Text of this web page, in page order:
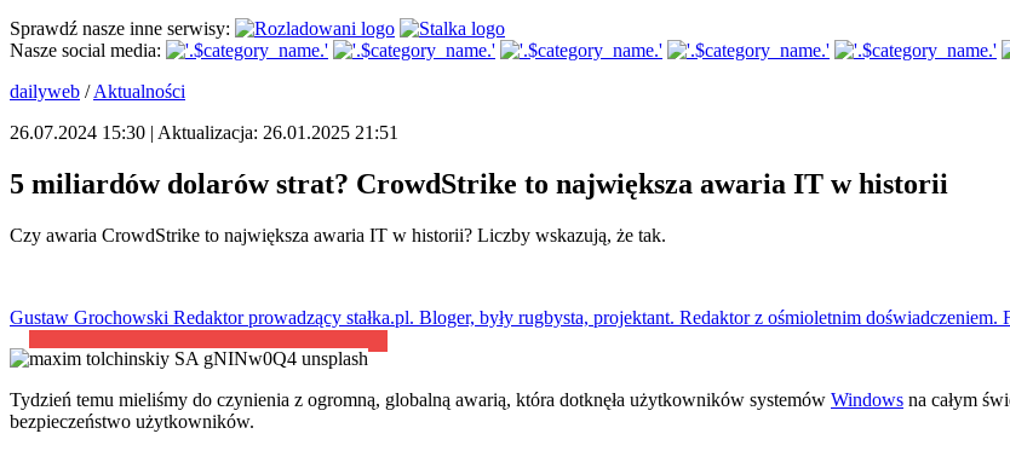
Sprawdź nasze inne serwisy:
Nasze social media:
dailyweb /Aktualności
26.07.2024 15:30 | Aktualizacja: 26.01.2025 21:51
5 miliardów dolarów strat? CrowdStrike to największa awaria IT w historii
Czy awaria CrowdStrike to największa awaria IT w historii? Liczby wskazują, że tak.
Gustaw Grochowski Redaktor prowadzący stałka.pl. Bloger, były rugbysta, projektant. Redaktor z ośmioletnim doświadczeniem.
Tydzień temu mieliśmy do czynienia z ogromną, globalną awarią, która dotknęła użytkowników systemów Windows na całym
bezpieczeństwo użytkowników.